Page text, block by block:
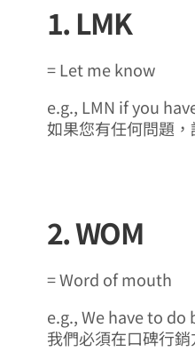
1. LMK
= Let me know
e.g., LMN if you
如果您有任何問題，
2. WOM
= Word of mouth
e.g., We have to
我們必須在口碑行銷